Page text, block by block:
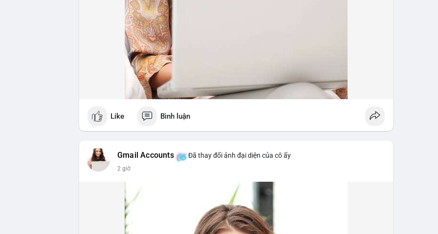
Like Bình luận
Gmail Accounts Đã thay đổi ảnh đại diện của cô ấy
2 giờ